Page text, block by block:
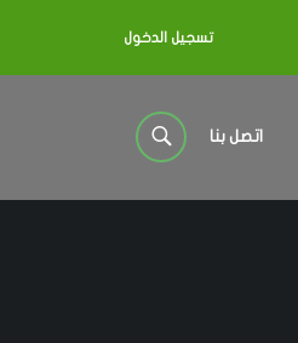
تسجيل الدخول
اتصل بنا